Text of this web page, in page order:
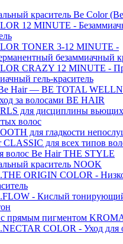
краситель Be Color
12 MINUTE -
TONER 3-12 MINUTE -
безаммиачный
CRAZY 12 MINUTE -
гель-краситель
Hair — BE TOTAL
за волосами BE HAIR
для дисциплины
волос
для гладкости
CLASSIC для всех типов
волос Be Hair THE STYLE
краситель NOOK
ORIGIN COLOR -
- Кислый тонирующий
прямым пигментом
COLOR - Уход для